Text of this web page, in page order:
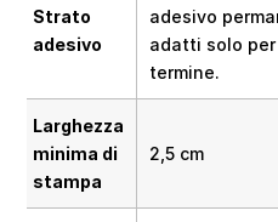
Strato
adesivo
adesivo
adatti solo
termine.
Larghezza
minima di
stampa
2,5 cm